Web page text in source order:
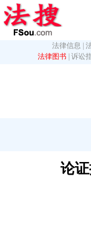
法律信息
法律图书 诉讼
论